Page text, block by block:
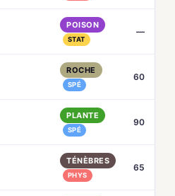
POISON
STAT
—
ROCHE
SPÉ
60
PLANTE
SPÉ
90
TÉNÈBRES
PHYS
65